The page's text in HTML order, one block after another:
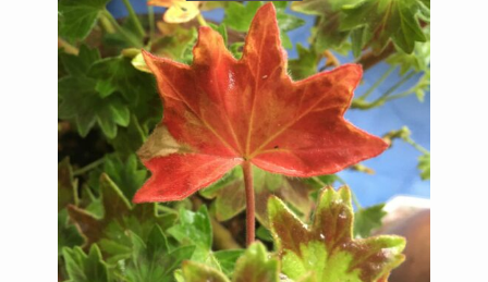
jatkuu hyvän lannoituksen turvin syksyyn saakka. Kokonaisia
kuihtuneita kukintoja voi poistaa. Kuvien kaltainen
keltavoittoinen kesäkukkakatras on mahtavan energinen…